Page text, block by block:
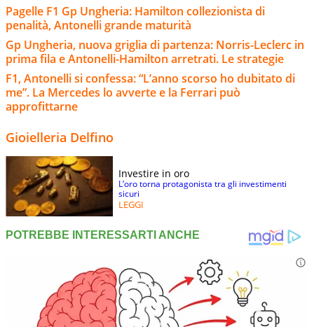
Pagelle F1 Gp Ungheria: Hamilton collezionista di
penalità, Antonelli grande maturità
Gp Ungheria, nuova griglia di partenza: Norris-Leclerc in
prima fila e Antonelli-Hamilton arretrati. Le strategie
F1, Antonelli si confessa: “L’anno scorso ho dubitato di
me”. La Mercedes lo avverte e la Ferrari può
approfittarne
Gioielleria Delfino
Investire in oro
L’oro torna protagonista tra gli investimenti
sicuri
LEGGI